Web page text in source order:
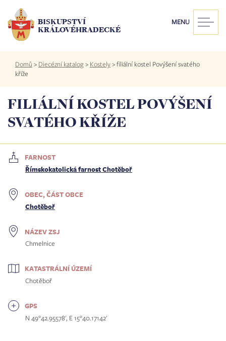
hlavnímu
obsahu
BISKUPSTVÍ
KRÁLOVÉHRADECKÉ
MENU
Drobečková
navigace
Domů > Diecézní katalog> Kostely>filiální kostel Povýšení svatého
kříže
FILIÁLNÍ KOSTEL POVÝŠENÍ
SVATÉHO KŘÍŽE
FARNOST
Římskokatolická farnost Chotěboř
OBEC, ČÁST OBCE
Chotěboř
NÁZEV ZSJ
Chmelnice
KATASTRÁLNÍ ÚZEMÍ
Chotěboř
GPS
N 49°42.95578', E 15°40.17142'